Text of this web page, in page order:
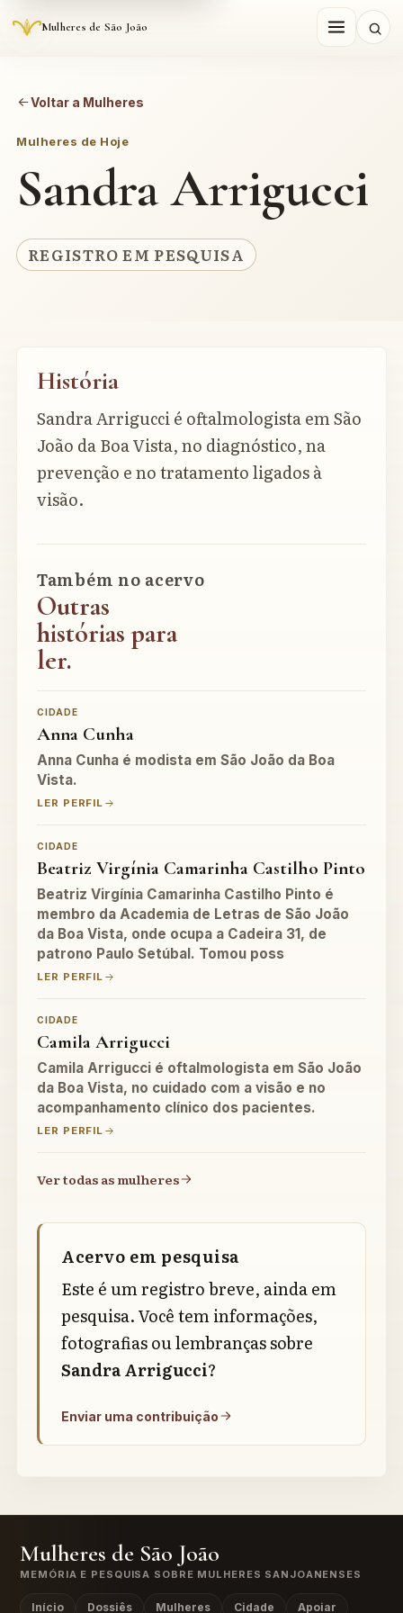
Mulheres de São João
Voltar a Mulheres
Mulheres de Hoje
Sandra Arrigucci
REGISTRO EM PESQUISA
História
Sandra Arrigucci é oftalmologista em São
João da Boa Vista, no diagnóstico, na
prevenção e no tratamento ligados à
visão.
Também no acervo
Outras
histórias para
ler.
CIDADE
Anna Cunha
Anna Cunha é modista em São João da Boa
Vista.
LER PERFIL
CIDADE
Beatriz Virgínia Camarinha Castilho Pinto
Beatriz Virgínia Camarinha Castilho Pinto é
membro da Academia de Letras de São João
da Boa Vista, onde ocupa a Cadeira 31, de
patrono Paulo Setúbal. Tomou poss
LER PERFIL
CIDADE
Camila Arrigucci
Camila Arrigucci é oftalmologista em São João
da Boa Vista, no cuidado com a visão e no
acompanhamento clínico dos pacientes.
LER PERFIL
Ver todas as mulheres
Acervo em pesquisa
Este é um registro breve, ainda em
pesquisa. Você tem informações,
fotografias ou lembranças sobre
Sandra Arrigucci?
Enviar uma contribuição
Mulheres de São João
MEMÓRIA E PESQUISA SOBRE MULHERES SANJOANENSES
Início Dossiês Mulheres Cidade Apoiar